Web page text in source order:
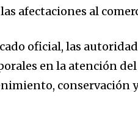
afectaciones al
oficial, las
en la atención
conservación